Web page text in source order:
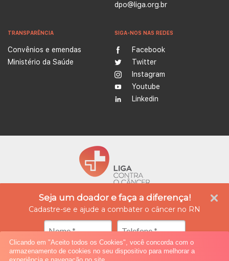
Seja um doador e faça a diferença!
Cadastre-se e ajude a combater o câncer no RN
dpo@liga.org.br
TRANSPARÊNCIA
Convênios e emendas
Ministério da Saúde
SIGA-NOS NAS REDES
Facebook
Twitter
Instagram
Youtube
Linkedin
A Liga Contra o Câncer é uma instituição empenhada no tratamento e prevenção do
câncer, além de ser referência na produção de conhecimento, ensino e formação
profissional na área da oncologia. Atualmente possui quatro unidades integradas, nas
cidades de Natal e Caicó (Rio Grande do Norte), oferecendo assistência médica,
diagnóstico e tratamento especializado, reabilitação e cuidados paliativos.
© 2019 All rights reserved.
Clicando em "Aceito todos os Cookies", você concorda com o
armazenamento de cookies no seu dispositivo para melhorar a